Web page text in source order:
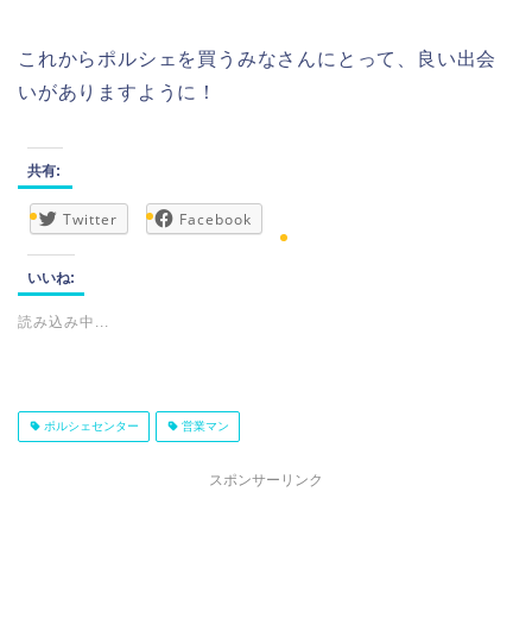
これからポルシェを買うみなさんにとって、良い出会
いがありますように！
共有:
Twitter Facebook
いいね:
読み込み中...
ポルシェセンター 営業マン
スポンサーリンク